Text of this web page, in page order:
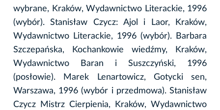
wybrane, Kraków, Wydawnictwo Literackie, 1996
(wybór). Stanisław Czycz: Ajol i Laor, Kraków,
Wydawnictwo Literackie, 1996 (wybór). Barbara
Szczepańska, Kochankowie wiedźmy, Kraków,
Wydawnictwo Baran i Suszczyński, 1996
(posłowie). Marek Lenartowicz, Gotycki sen,
Warszawa, 1996 (wybór i przedmowa). Stanisław
Czycz Mistrz Cierpienia, Kraków, Wydawnictwo